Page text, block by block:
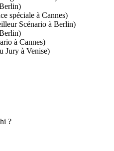
spéciale à Cannes)
Scénario à Berlin)
à Cannes)
Jury à Venise)
?